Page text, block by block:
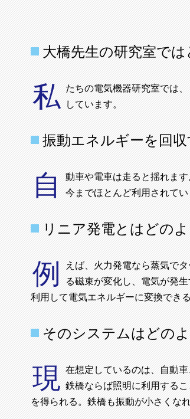
大橋先生の研究室で
私 たちの電気機器研究室では
しています。
振動エネルギーを回
自 動車や電車は走ると揺れま
今までほとんど利用されて
リニア発電とはどの
例 えば、火力発電なら蒸気で
る磁束が変化し、電気が発
利用して電気エネルギーに変換でき
そのシステムはどの
現 在想定しているのは、自動
鉄橋ならば照明に利用する
を得られる。鉄橋も振動が小さくな